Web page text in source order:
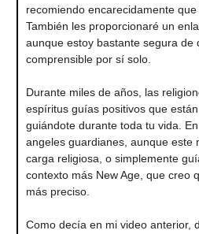
recomiendo encarecidamente
También les proporcionaré un
aunque estoy bastante segura de
comprensible por sí solo.
Durante miles de años, las
espíritus guías positivos que
guiándote durante toda tu vida.
angeles guardianes, aunque este
carga religiosa, o simplemente
contexto más New Age, que creo
más preciso.
Como decía en mi video anterior,